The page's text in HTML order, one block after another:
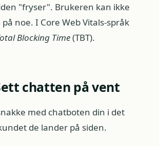
"fryser". Brukeren kan ikke
noe. I Core Web Vitals-språk
Blocking Time(TBT).
chatten på vent
med chatboten din i det
de lander på siden.